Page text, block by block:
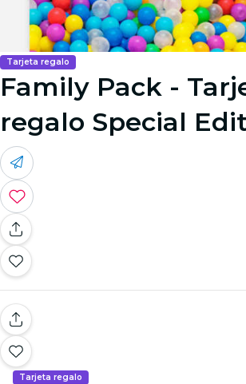
Tarjeta regalo
Family Pack -
regalo Special
Tarjeta regalo